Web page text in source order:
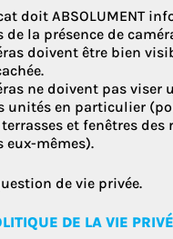
doit ABSOLUMENT
de la présence de
doivent être bien
ne doivent pas viser
unités en particulier
et fenêtres des
eux-mêmes).
de vie privée.
DE LA VIE